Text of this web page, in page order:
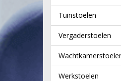
Tuinstoelen
Vergaderstoelen
Werkstoelen